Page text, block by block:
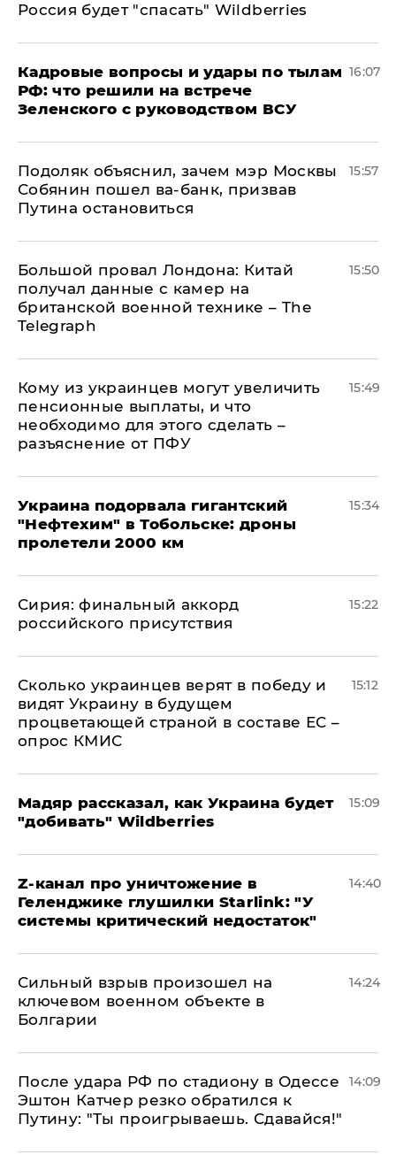
Россия будет "спасать" Wildberries
Кадровые вопросы и удары по тылам
РФ: что решили на встрече
Зеленского с руководством ВСУ
16:07
Подоляк объяснил, зачем мэр Москвы
Собянин пошел ва-банк, призвав
Путина остановиться
15:57
Большой провал Лондона: Китай
получал данные с камер на
британской военной технике – The
Telegraph
15:50
Кому из украинцев могут увеличить
пенсионные выплаты, и что
необходимо для этого сделать –
разъяснение от ПФУ
15:49
Украина подорвала гигантский
"Нефтехим" в Тобольске: дроны
пролетели 2000 км
15:34
​Сирия: финальный аккорд
российского присутствия
15:22
Сколько украинцев верят в победу и
видят Украину в будущем
процветающей страной в составе ЕС –
опрос КМИС
15:12
Мадяр рассказал, как Украина будет
"добивать" Wildberries
15:09
Z-канал про уничтожение в
Геленджике глушилки Starlink: "У
системы критический недостаток"
14:40
Сильный взрыв произошел на
ключевом военном объекте в
Болгарии
14:24
После удара РФ по стадиону в Одессе
Эштон Катчер резко обратился к
Путину: "Ты проигрываешь. Сдавайся!"
14:09